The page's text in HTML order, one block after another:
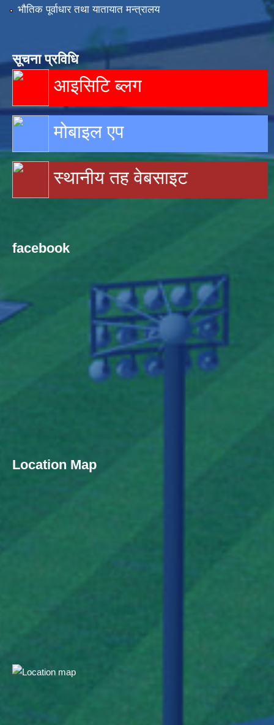
भौतिक पूर्वाधार तथा यातायात मन्त्रालय
सूचना प्रविधि
आइसिटि ब्लग
मोबाइल एप
स्थानीय तह वेबसाइट
facebook
Location Map